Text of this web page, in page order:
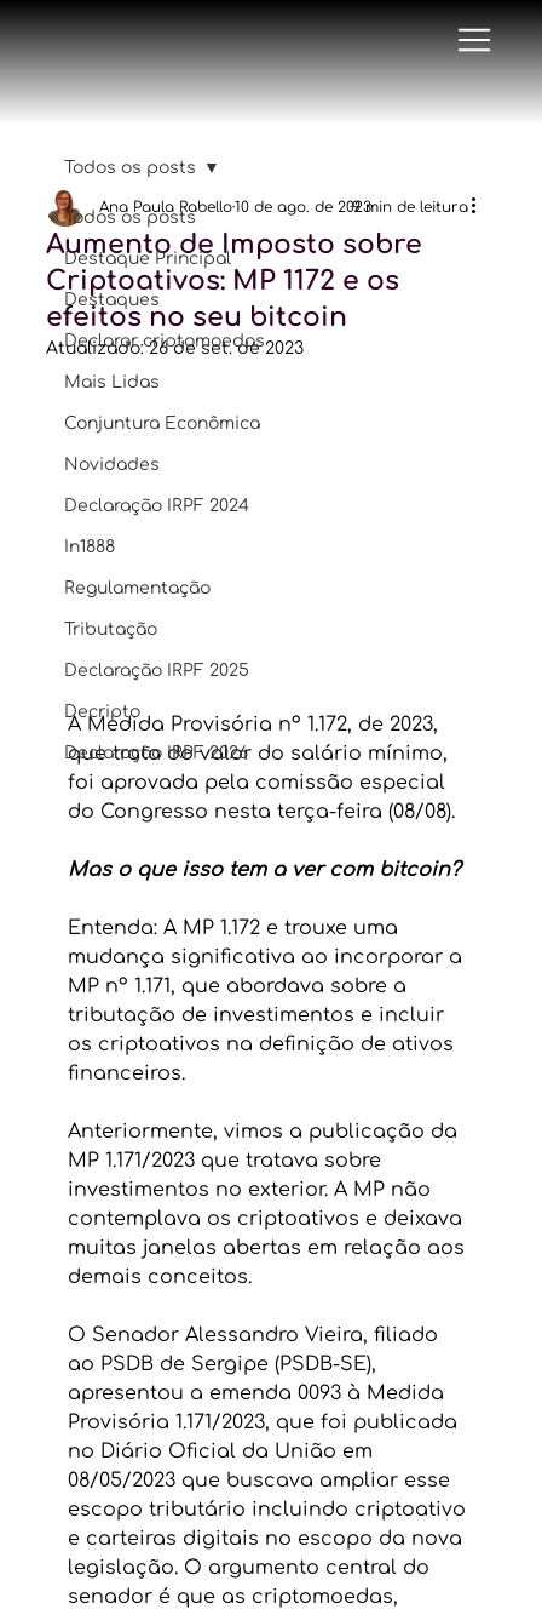
Todos os posts
Destaque Principal
Destaques
Declarar criptomoedas
Mais Lidas
Conjuntura Econômica
Novidades
Declaração IRPF 2024
In1888
Regulamentação
Tributação
Declaração IRPF 2025
Decripto
Declaração IRPF 2026
Todos os posts
Aumento de Imposto sobre
Criptoativos: MP 1172 e os
efeitos no seu bitcoin
Ana Paula Rabello10 de ago. de 20239 min de leitura
Atualizado:26 de set. de 2023
A Medida Provisória nº 1.172, de 2023,
que trata do valor do salário mínimo,
foi aprovada pela comissão especial
do Congresso nesta terça-feira (08/08).
Mas o que isso tem a ver com bitcoin?
Entenda: A MP 1.172 e trouxe uma
mudança significativa ao incorporar a
MP nº 1.171, que abordava sobre a
tributação de investimentos e incluir
os criptoativos na definição de ativos
financeiros.
Anteriormente, vimos a publicação da
MP 1.171/2023 que tratava sobre
investimentos no exterior. A MP não
contemplava os criptoativos e deixava
muitas janelas abertas em relação aos
demais conceitos.
O Senador Alessandro Vieira, filiado
ao PSDB de Sergipe (PSDB-SE),
apresentou a emenda 0093 à Medida
Provisória 1.171/2023, que foi publicada
no Diário Oficial da União em
08/05/2023 que buscava ampliar esse
escopo tributário incluindo criptoativo
e carteiras digitais no escopo da nova
legislação. O argumento central do
senador é que as criptomoedas,